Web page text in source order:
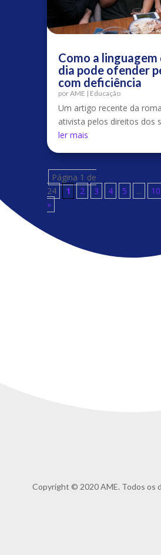
Como a linguagem
dia pode ofender
com deficiência
porAME | Educação
Um artigo recente da
ativista pelos direitos dos
ler mais
Página 1 de
24
1 2 3 4 5 ... 10
»
Copyright © 2020 AME. Todos os